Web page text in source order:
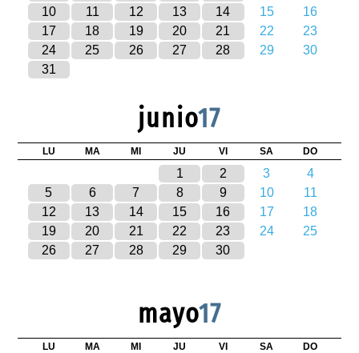
10
11 12 13 14 15
16
17
18 19 20 21 22
23
24
25 26 27 28 29
30
31
junio17
LU MA MI JU VI SA DO
1 2 3
4
5
6 7 8 9 10
11
12
13 14 15 16 17
18
19
20 21 22 23 24
25
26
27 28 29 30
mayo17
LU MA MI JU VI SA DO